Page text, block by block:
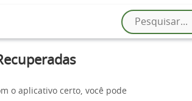
o aplicativo certo, você pode